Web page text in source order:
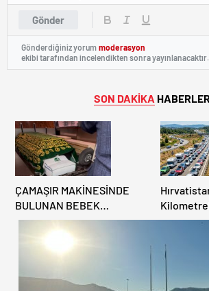
Gönder
Gönderdiğiniz yorum moderasyon
ekibi tarafından incelendikten sonra yayınlanacaktır.
SON DAKİKA
ÇAMAŞIR MAKİNESİNDE
BULUNAN BEBEK
CENAZESİ ŞOK ETTİ